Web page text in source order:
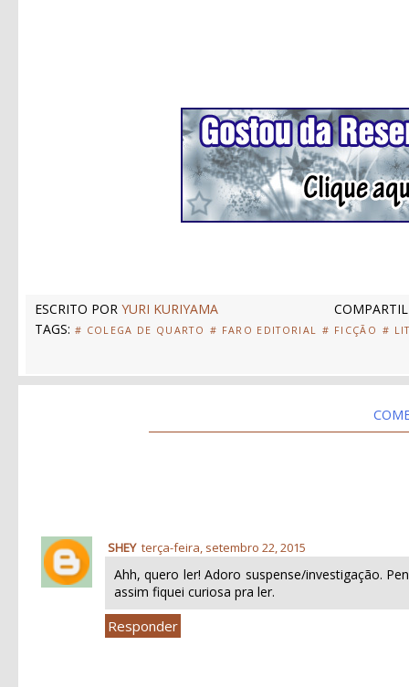
ESCRITO POR YURI KURIYAMA
TAGS: # COLEGA DE QUARTO # FARO EDITORIAL # FICÇÃO #
SHEY terça-feira, setembro 22, 2015
Ahh, quero ler! Adoro suspense/investigação.
assim fiquei curiosa pra ler.
Responder